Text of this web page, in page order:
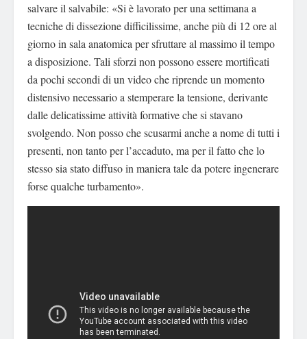
salvare il salvabile: «Si è lavorato per una settimana a
tecniche di dissezione difficilissime, anche più di 12 ore al
giorno in sala anatomica per sfruttare al massimo il tempo
a disposizione. Tali sforzi non possono essere mortificati
da pochi secondi di un video che riprende un momento
distensivo necessario a stemperare la tensione, derivante
dalle delicatissime attività formative che si stavano
svolgendo. Non posso che scusarmi anche a nome di tutti i
presenti, non tanto per l’accaduto, ma per il fatto che lo
stesso sia stato diffuso in maniera tale da potere ingenerare
forse qualche turbamento».